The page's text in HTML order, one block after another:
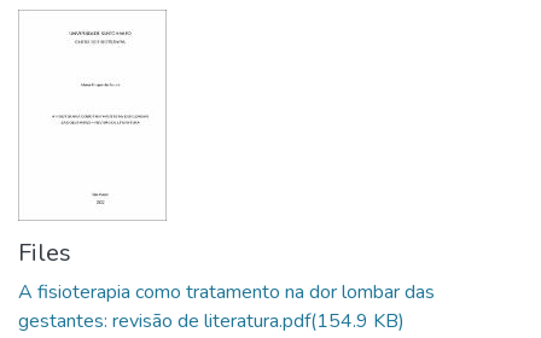
Files
A fisioterapia como tratamento na dor lombar das
gestantes: revisão de literatura.pdf(154.9 KB)